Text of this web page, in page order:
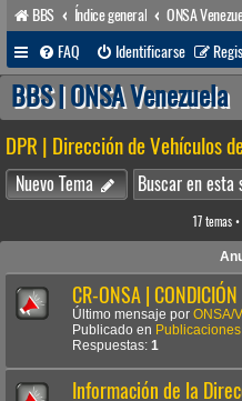
BBS Índice general
FAQ
Identificarse
BBS | ONSA Venezuela
DPR | Dirección de Vehículos
Nuevo Tema
17 temas
CR-ONSA |
Último mensaje por ONSA/
Publicado en Publicaciones
Respuestas: 1
Información de la